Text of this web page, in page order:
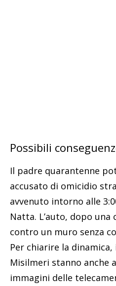
Possibili
Il padre quarantenne
accusato di omicidio
avvenuto intorno alle
Natta. L’auto, dopo una
contro un muro senza
Per chiarire la
Misilmeri stanno anche
immagini delle